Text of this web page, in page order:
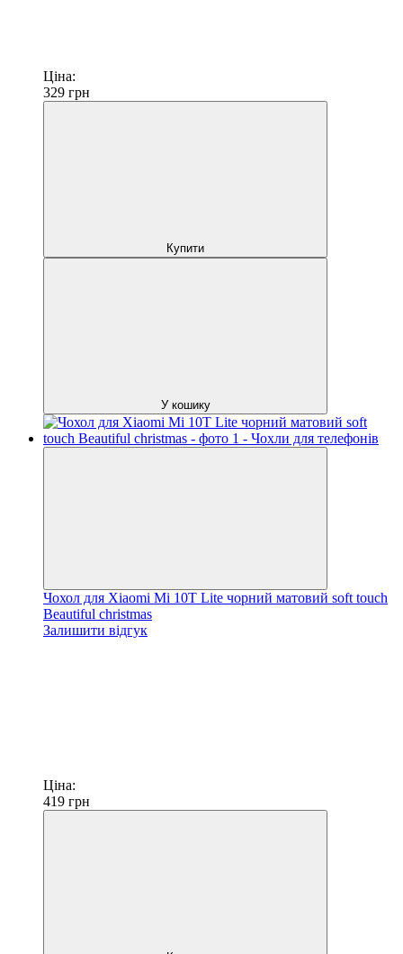
Ціна:
329 грн
Купити
У кошику
Чохол для Xiaomi Mi 10T Lite чорний матовий soft touch
Beautiful christmas
Залишити відгук
Ціна:
419 грн